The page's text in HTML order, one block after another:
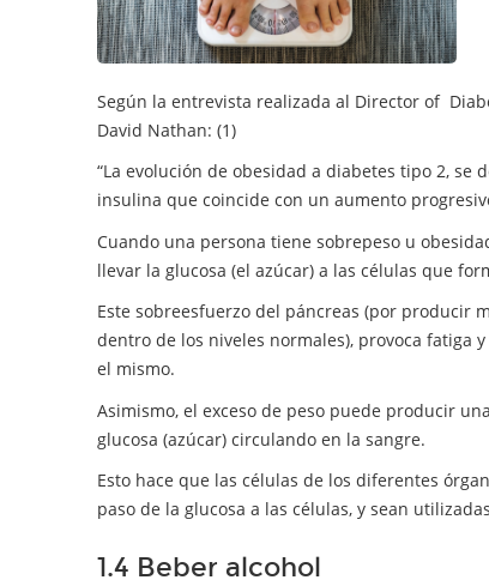
Según la entrevista realizada al Director of
David Nathan: (1)
“La evolución de obesidad a diabetes tipo 2,
insulina que coincide con un aumento
Cuando una persona tiene sobrepeso u
llevar la glucosa (el azúcar) a las células que
Este sobreesfuerzo del páncreas (por producir
dentro de los niveles normales), provoca fatiga
el mismo.
Asimismo, el exceso de peso puede producir
glucosa (azúcar) circulando en la sangre.
Esto hace que las células de los diferentes
paso de la glucosa a las células, y sean
1.4 Beber alcohol